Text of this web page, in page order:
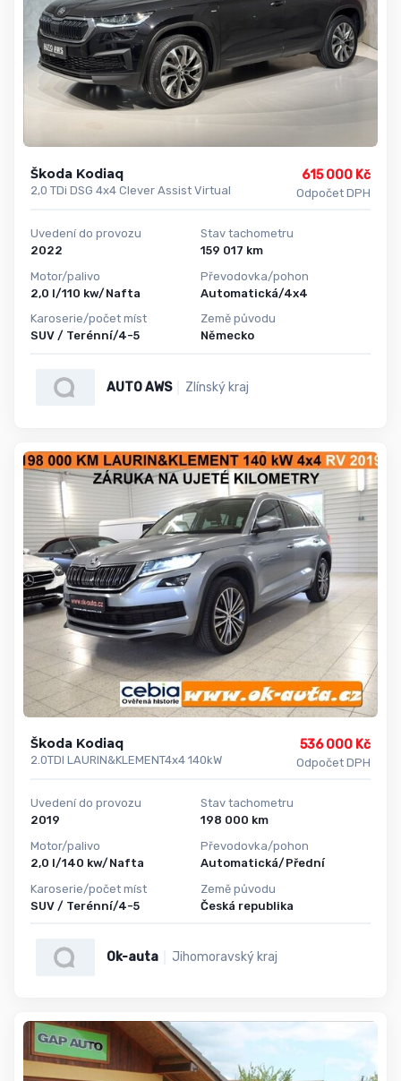
Škoda Kodiaq
2,0 TDi DSG 4x4 Clever Assist Virtual
615 000 Kč
Odpočet DPH
Uvedení do provozu
2022
Motor/palivo
2,0 l/110 kw/Nafta
Karoserie/počet míst
SUV / Terénní/4-5
Stav tachometru
159 017 km
Převodovka/pohon
Automatická/4x4
Země původu
Německo
AUTO AWS Zlínský kraj
Škoda Kodiaq
2.0TDI LAURIN&KLEMENT4x4 140kW
536 000 Kč
Odpočet DPH
Uvedení do provozu
2019
Motor/palivo
2,0 l/140 kw/Nafta
Karoserie/počet míst
SUV / Terénní/4-5
Stav tachometru
198 000 km
Převodovka/pohon
Automatická/Přední
Země původu
Česká republika
Ok-auta Jihomoravský kraj